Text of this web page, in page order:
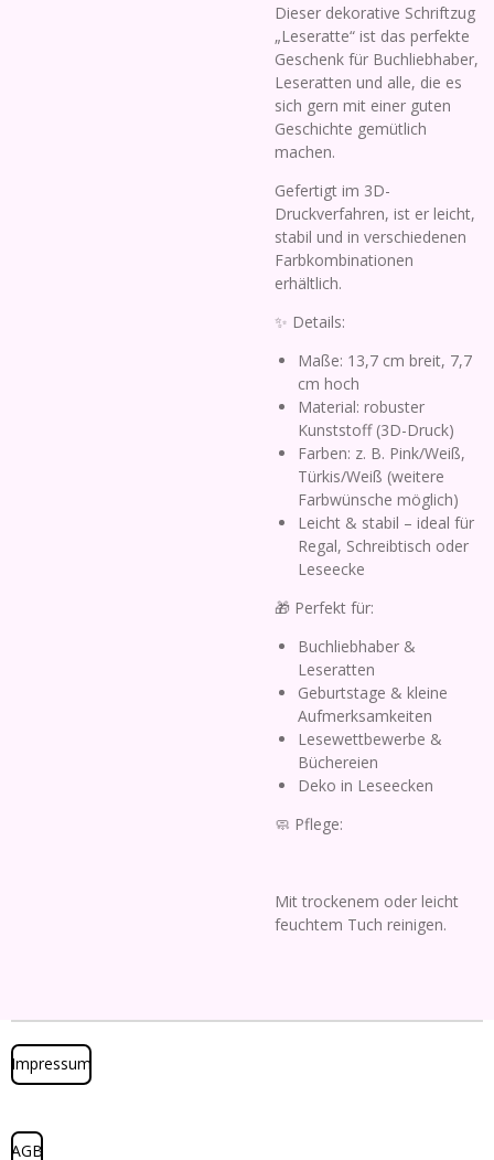
Dieser dekorative Schriftzug
„Leseratte“ ist das perfekte
Geschenk für Buchliebhaber,
Leseratten und alle, die es
sich gern mit einer guten
Geschichte gemütlich
machen.
Gefertigt im 3D-
Druckverfahren, ist er leicht,
stabil und in verschiedenen
Farbkombinationen
erhältlich.
✨ Details:
Maße: 13,7 cm breit, 7,7
cm hoch
Material: robuster
Kunststoff (3D-Druck)
Farben: z. B. Pink/Weiß,
Türkis/Weiß (weitere
Farbwünsche möglich)
Leicht & stabil – ideal für
Regal, Schreibtisch oder
Leseecke
🎁 Perfekt für:
Buchliebhaber &
Leseratten
Geburtstage & kleine
Aufmerksamkeiten
Lesewettbewerbe &
Büchereien
Deko in Leseecken
🧼 Pflege:
Mit trockenem oder leicht
feuchtem Tuch reinigen.
Impressum
AGB